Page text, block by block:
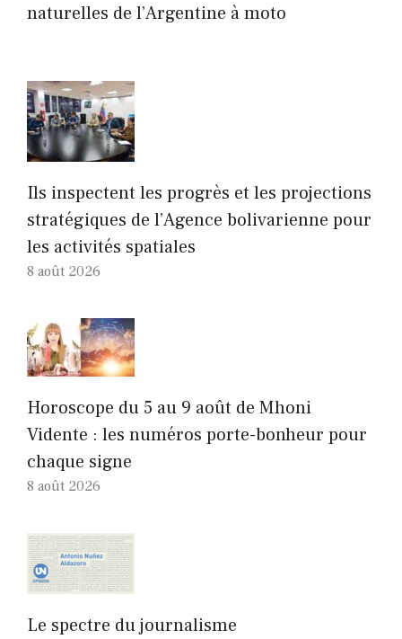
naturelles de l’Argentine à moto
Ils inspectent les progrès et les projections
stratégiques de l’Agence bolivarienne pour
les activités spatiales
8 août 2026
Horoscope du 5 au 9 août de Mhoni
Vidente : les numéros porte-bonheur pour
chaque signe
8 août 2026
Le spectre du journalisme